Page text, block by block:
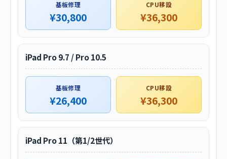
基板修理
¥30,800
CPU移設
¥36,300
iPad Pro 9.7 / Pro 10.5
基板修理
¥26,400
CPU移設
¥36,300
iPad Pro 11（第1/2世代）